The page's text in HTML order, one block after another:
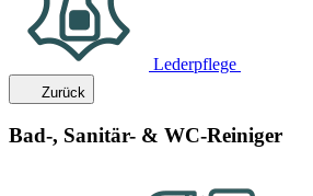
Lederpflege
Zurück
Bad-, Sanitär- & WC-Reiniger